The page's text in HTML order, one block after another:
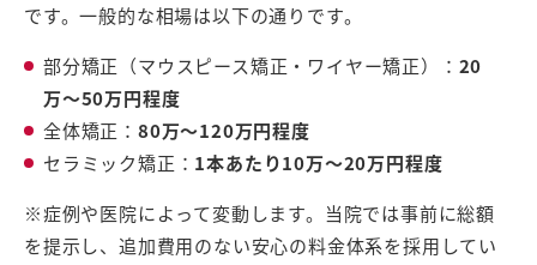
です。一般的な相場は以下の通りです。
部分矯正（マウスピース矯正・ワイヤー矯正）： 20
万〜50万円程度
全体矯正： 80万〜120万円程度
セラミック矯正： 1本あたり10万〜20万円程度
※症例や医院によって変動します。当院では事前に総額
を提示し、追加費用のない安心の料金体系を採用してい